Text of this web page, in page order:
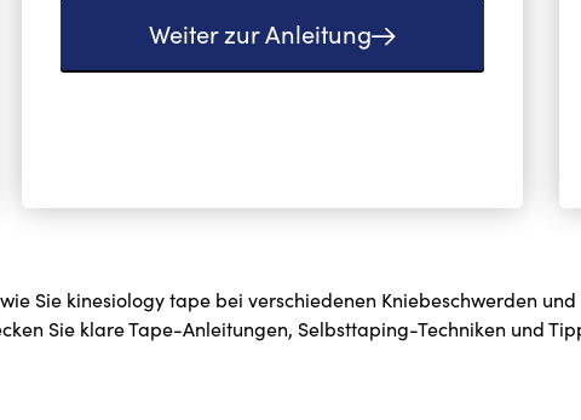
Weiter zur Anleitung
Sie kinesiology tape bei verschiedenen Kniebeschwerden
Sie klare Tape-Anleitungen, Selbsttaping-Techniken und